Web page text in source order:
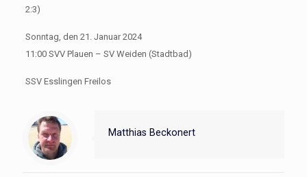
2:3)
Sonntag, den 21. Januar 2024
11:00 SVV Plauen – SV Weiden (Stadtbad)
SSV Esslingen Freilos
Matthias Beckonert